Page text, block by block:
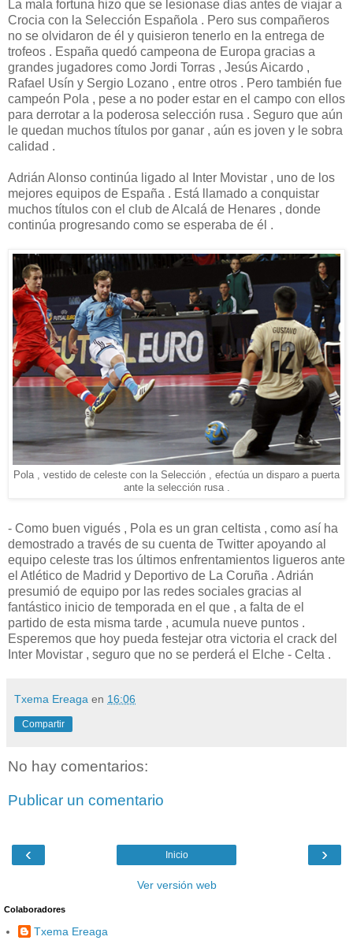
La mala fortuna hizo que se lesionase días antes de viajar a
Crocia con la Selección Española . Pero sus compañeros
no se olvidaron de él y quisieron tenerlo en la entrega de
trofeos . España quedó campeona de Europa gracias a
grandes jugadores como Jordi Torras , Jesús Aicardo ,
Rafael Usín y Sergio Lozano , entre otros . Pero también fue
campeón Pola , pese a no poder estar en el campo con ellos
para derrotar a la poderosa selección rusa . Seguro que aún
le quedan muchos títulos por ganar , aún es joven y le sobra
calidad .
Adrián Alonso continúa ligado al Inter Movistar , uno de los
mejores equipos de España . Está llamado a conquistar
muchos títulos con el club de Alcalá de Henares , donde
continúa progresando como se esperaba de él .
Pola , vestido de celeste con la Selección , efectúa un disparo a puerta
ante la selección rusa .
- Como buen vigués , Pola es un gran celtista , como así ha
demostrado a través de su cuenta de Twitter apoyando al
equipo celeste tras los últimos enfrentamientos ligueros ante
el Atlético de Madrid y Deportivo de La Coruña . Adrián
presumió de equipo por las redes sociales gracias al
fantástico inicio de temporada en el que , a falta de el
partido de esta misma tarde , acumula nueve puntos .
Esperemos que hoy pueda festejar otra victoria el crack del
Inter Movistar , seguro que no se perderá el Elche - Celta .
Txema Ereaga en 16:06
Compartir
No hay comentarios:
Publicar un comentario
‹ ›
Inicio
Ver versión web
Colaboradores
Txema Ereaga